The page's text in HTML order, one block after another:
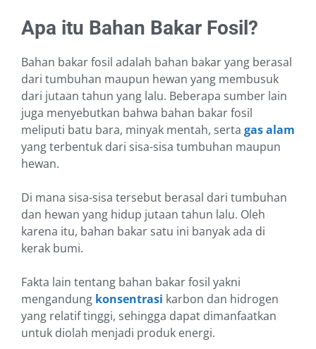
Apa itu Bahan Bakar Fosil?
Bahan bakar fosil adalah bahan bakar yang berasal
dari tumbuhan maupun hewan yang membusuk
dari jutaan tahun yang lalu. Beberapa sumber lain
juga menyebutkan bahwa bahan bakar fosil
meliputi batu bara, minyak mentah, serta gas alam
yang terbentuk dari sisa-sisa tumbuhan maupun
hewan.
Di mana sisa-sisa tersebut berasal dari tumbuhan
dan hewan yang hidup jutaan tahun lalu. Oleh
karena itu, bahan bakar satu ini banyak ada di
kerak bumi.
Fakta lain tentang bahan bakar fosil yakni
mengandung konsentrasi karbon dan hidrogen
yang relatif tinggi, sehingga dapat dimanfaatkan
untuk diolah menjadi produk energi.